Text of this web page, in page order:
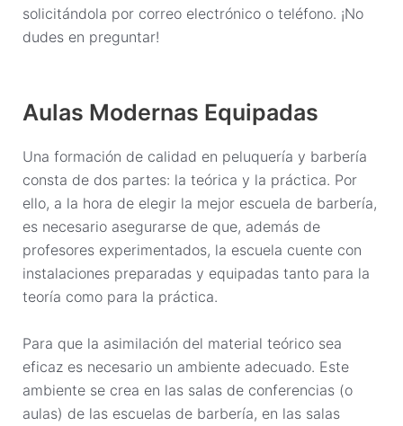
solicitándola por correo electrónico o teléfono. ¡No
dudes en preguntar!
Aulas Modernas Equipadas
Una formación de calidad en peluquería y barbería
consta de dos partes: la teórica y la práctica. Por
ello, a la hora de elegir la mejor escuela de barbería,
es necesario asegurarse de que, además de
profesores experimentados, la escuela cuente con
instalaciones preparadas y equipadas tanto para la
teoría como para la práctica.
Para que la asimilación del material teórico sea
eficaz es necesario un ambiente adecuado. Este
ambiente se crea en las salas de conferencias (o
aulas) de las escuelas de barbería, en las salas